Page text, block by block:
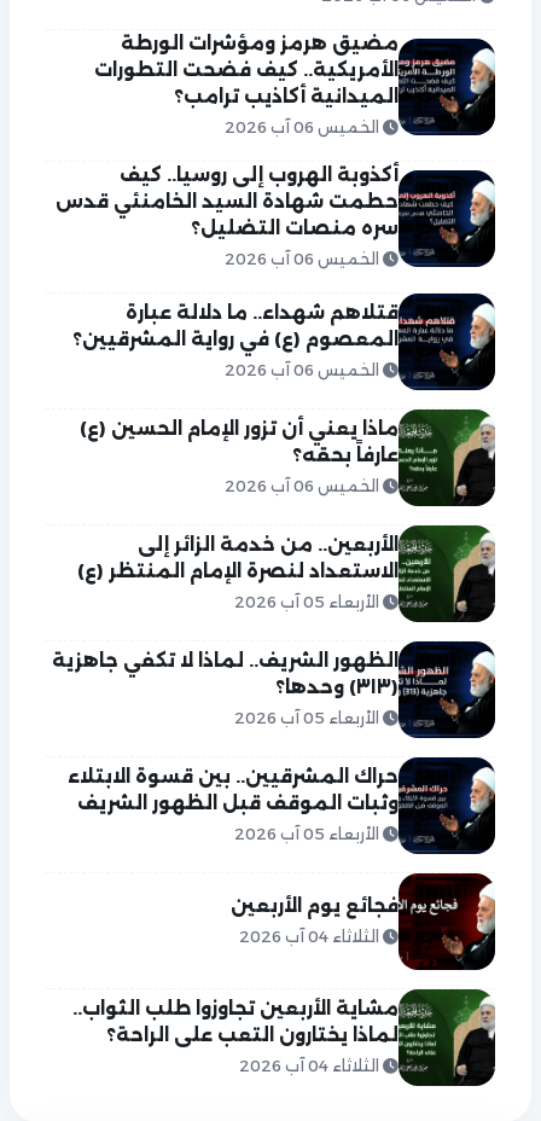
مضيق هرمز ومؤشرات الورطة
الأمريكية.. كيف فضحت التطورات
الميدانية أكاذيب ترامب؟
الخميس 06 آب 2026
أكذوبة الهروب إلى روسيا.. كيف
حطمت شهادة السيد الخامنئي قدس
سره منصات التضليل؟
الخميس 06 آب 2026
قتلاهم شهداء.. ما دلالة عبارة
المعصوم (ع) في رواية المشرقيين؟
الخميس 06 آب 2026
ماذا يعني أن تزور الإمام الحسين (ع)
عارفاً بحقه؟
الخميس 06 آب 2026
الأربعين.. من خدمة الزائر إلى
الاستعداد لنصرة الإمام المنتظر (ع)
الأربعاء 05 آب 2026
الظهور الشريف.. لماذا لا تكفي جاهزية
(٣١٣) وحدها؟
الأربعاء 05 آب 2026
حراك المشرقيين.. بين قسوة الابتلاء
وثبات الموقف قبل الظهور الشريف
الأربعاء 05 آب 2026
فجائع يوم الأربعين
الثلاثاء 04 آب 2026
مشاية الأربعين تجاوزوا طلب الثواب..
لماذا يختارون التعب على الراحة؟
الثلاثاء 04 آب 2026